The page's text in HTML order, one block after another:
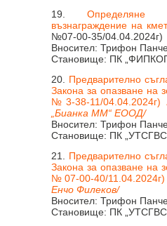
19.Определяне
възнаграждение на
№07-00-35/04.04.2024г)
Вносител: Трифон
Становище: ПК
20. Предварително
Закона за опазване на
№3-38-11/04.04.2024г)
„Бианка ММ“ ЕООД/
Вносител: Трифон
Становище: ПК
21. Предварително
Закона за опазване на
№07-00-40/
Енчо Филеков/
Вносител: Трифон
Становище: ПК